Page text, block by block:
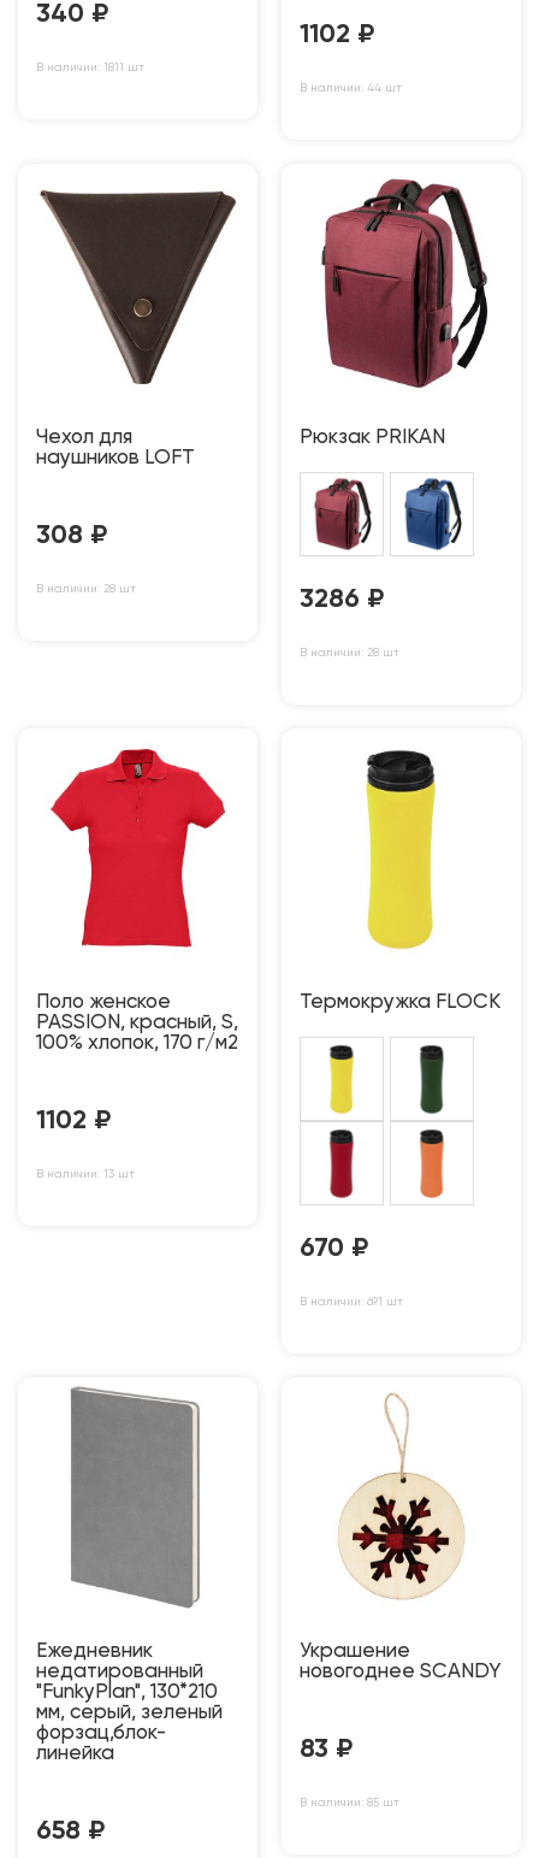
340 ₽
В наличии: 1811 шт
1102 ₽
В наличии: 44 шт
Чехол для
наушников LOFT
308 ₽
В наличии: 28 шт
Рюкзак PRIKAN
3286 ₽
В наличии: 28 шт
Поло женское
PASSION, красный, S,
100% хлопок, 170 г/м2
1102 ₽
В наличии: 13 шт
Термокружка FLOCK
670 ₽
В наличии: 691 шт
Ежедневник
недатированный
"FunkyPlan", 130*210
мм, серый, зеленый
форзац,блок-
линейка
658 ₽
Украшение
новогоднее SCANDY
83 ₽
В наличии: 85 шт